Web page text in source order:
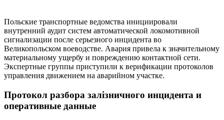
Польские транспортные ведомства инициировали
внутренний аудит систем автоматической локомотивной
сигнализации после серьезного инцидента во
Великопольском воеводстве. Авария привела к значительному
материальному ущербу и повреждению контактной сети.
Экспертные группы приступили к верификации протоколов
управления движением на аварийном участке.
Протокол разбора залізничного инцидента и
оперативные данные